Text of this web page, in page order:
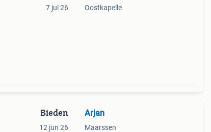
7 jul 26 Oostkapelle
Bieden
12 jun 26
Arjan
Maarssen